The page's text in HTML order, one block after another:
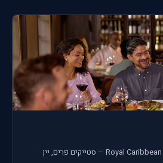
הסטייקהאוס הקלאסי של Royal Caribbean — סטייקים פרים, יין